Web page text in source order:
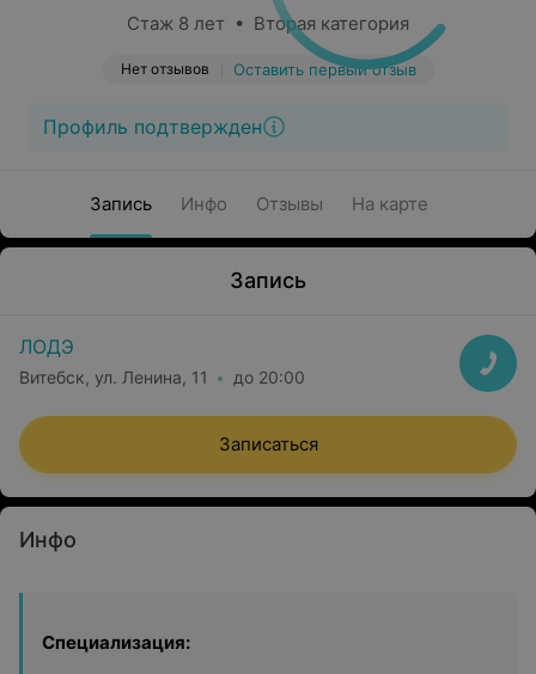
Стаж 8 лет • Вторая категория
Нет отзывов Оставить первый отзыв
Профиль подтвержден
Запись Инфо Отзывы На карте
Запись
ЛОДЭ
Витебск, ул. Ленина, 11 до 20:00
Записаться
Инфо
Специализация: